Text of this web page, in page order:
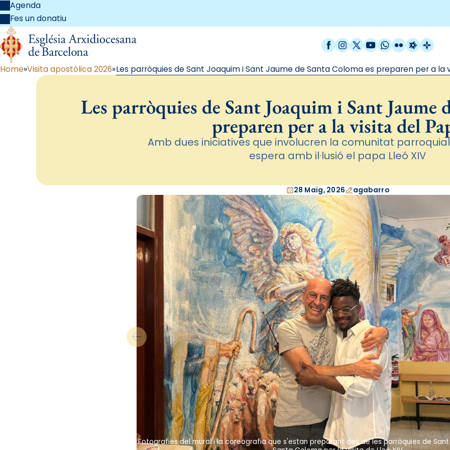
Agenda
Fes un donatiu
Facebook
Instagram
X / Twitter
YouTube
WhatsApp
FlickrRadio
Home Visita apostòlica 2026 Les parròquies de Sant Joaquim i Sant Jaume de Santa Coloma es preparen per a la
Les parròquies de Sant Joaquim i Sant Jaume
preparen per a la visita del
Amb dues iniciatives que involucren la comunitat
espera amb il·lusió el papa Lleó XIV
28 Maig, 2026 agabarro
Fotografies del mural i la coreografia que s'estan preparant des de les parròquies de